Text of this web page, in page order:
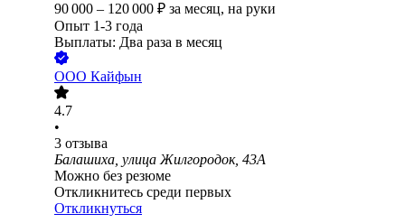
90 000 – 120 000 ₽ за месяц, на руки
Опыт 1-3 года
Выплаты: Два раза в месяц
ООО Кайфын
4.7
•
3 отзыва
Балашиха, улица Жилгородок, 43А
Можно без резюме
Откликнитесь среди первых
Откликнуться